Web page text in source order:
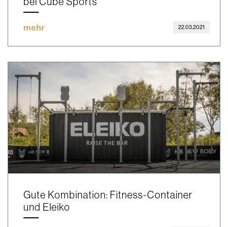
mehr 22.03.2021
Gute Kombination: Fitness-Container
und Eleiko